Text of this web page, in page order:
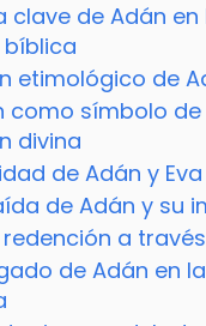
clave de Adán en
etimológico de
como símbolo de
divina
de Adán y Eva
de Adán y su
redención a
de Adán en